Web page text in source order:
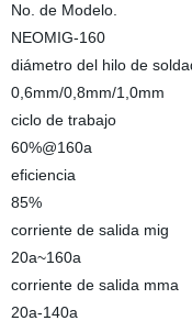
No. de Modelo.
NEOMIG-160
diámetro del hilo de
0,6mm/0,8mm/1,0mm
ciclo de trabajo
60%@160a
eficiencia
85%
corriente de salida mig
20a~160a
corriente de salida mma
20a-140a